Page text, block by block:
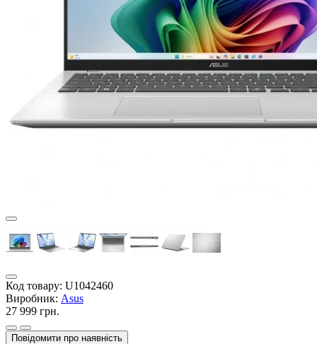
Код товару: U1042460
Виробник: Asus
27 999 грн.
Повідомити про наявність